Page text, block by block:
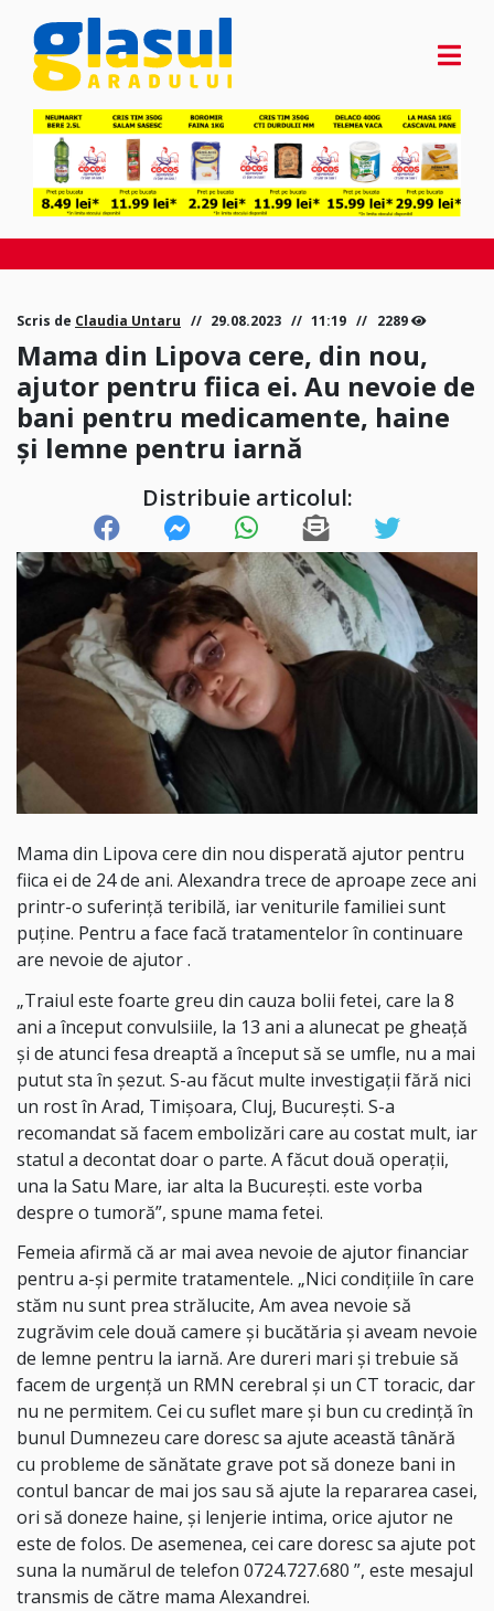
Scris de Claudia Untaru 29.08.2023 11:19 2289
Mama din Lipova cere, din nou,
ajutor pentru fiica ei. Au nevoie de
bani pentru medicamente, haine
și lemne pentru iarnă
Distribuie articolul:
Mama din Lipova cere din nou disperată ajutor pentru
fiica ei de 24 de ani. Alexandra trece de aproape zece ani
printr-o suferință teribilă, iar veniturile familiei sunt
puține. Pentru a face facă tratamentelor în continuare
are nevoie de ajutor .
„Traiul este foarte greu din cauza bolii fetei, care la 8
ani a început convulsiile, la 13 ani a alunecat pe gheață
și de atunci fesa dreaptă a început să se umfle, nu a mai
putut sta în șezut. S-au făcut multe investigații fără nici
un rost în Arad, Timișoara, Cluj, București. S-a
recomandat să facem embolizări care au costat mult, iar
statul a decontat doar o parte. A făcut două operații,
una la Satu Mare, iar alta la București. este vorba
despre o tumoră”, spune mama fetei.
Femeia afirmă că ar mai avea nevoie de ajutor financiar
pentru a-și permite tratamentele. „Nici condițiile în care
stăm nu sunt prea strălucite, Am avea nevoie să
zugrăvim cele două camere și bucătăria și aveam nevoie
de lemne pentru la iarnă. Are dureri mari și trebuie să
facem de urgență un RMN cerebral și un CT toracic, dar
nu ne permitem. Cei cu suflet mare și bun cu credință în
bunul Dumnezeu care doresc sa ajute această tânără
cu probleme de sănătate grave pot să doneze bani in
contul bancar de mai jos sau să ajute la repararea casei,
ori să doneze haine, și lenjerie intima, orice ajutor ne
este de folos. De asemenea, cei care doresc sa ajute pot
suna la numărul de telefon 0724.727.680 ”, este mesajul
transmis de către mama Alexandrei.